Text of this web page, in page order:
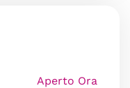
Aperto Ora